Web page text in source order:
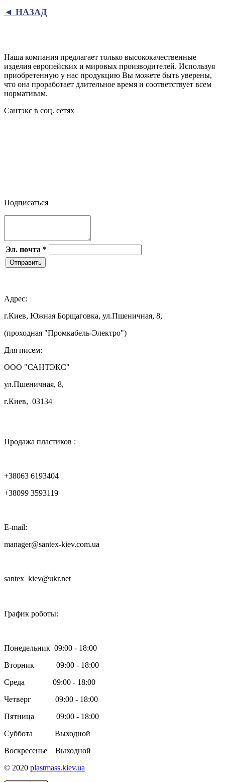
◄ НАЗАД
Наша компания предлагает только высококачественные
изделия европейских и мировых производителей. Используя
приобретенную у нас продукцию Вы можете быть уверены,
что она проработает длительное время и соответствует всем
нормативам.
Сантэкс в соц. сетях
Подписаться
Эл. почта *
Отправить
Адрес:
г.Киев, Южная Борщаговка, ул.Пшеничная, 8,
(проходная "Промкабель-Электро")
Для писем:
ООО "САНТЭКС"
ул.Пшеничная, 8,
г.Киев, 03134
Продажа пластиков :
+38063 6193404
+38099 3593119
E-mail:
manager@santex-kiev.com.ua
santex_kiev@ukr.net
График роботы:
Понедельник 09:00 - 18:00
Вторник 09:00 - 18:00
Среда 09:00 - 18:00
Четверг 09:00 - 18:00
Пятница 09:00 - 18:00
Суббота Выходной
Воскресенье Выходной
© 2020 plastmass.kiev.ua